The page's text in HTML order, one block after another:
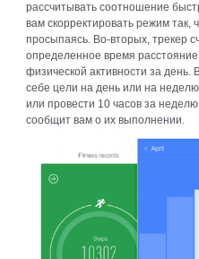
рассчитывать соотношение
вам скорректировать режим так,
просыпаясь. Во-вторых, трекер
определенное время
физической активности за день.
себе цели на день или на
или провести 10 часов за
сообщит вам о их выполнении.